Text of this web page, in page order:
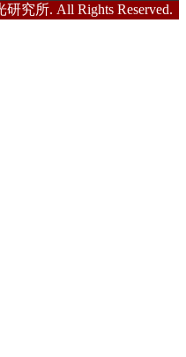
究所. All Rights Reserved.